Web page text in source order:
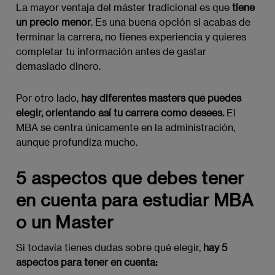
La mayor ventaja del máster tradicional es que tiene
un precio menor. Es una buena opción si acabas de
terminar la carrera, no tienes experiencia y quieres
completar tu información antes de gastar
demasiado dinero.
Por otro lado, hay diferentes masters que puedes
elegir, orientando así tu carrera como desees.El
MBA se centra únicamente en la administración,
aunque profundiza mucho.
5 aspectos que debes tener
en cuenta para estudiar MBA
o un Master
Si todavía tienes dudas sobre qué elegir, hay 5
aspectos para tener en cuenta: